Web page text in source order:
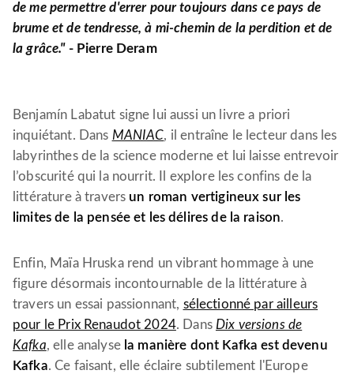
de me permettre d'errer pour toujours dans ce pays de
brume et de tendresse, à mi-chemin de la perdition et de
la grâce."- Pierre Deram
Benjamín Labatut signe lui aussi un livre a priori
inquiétant. Dans MANIAC, il entraîne le lecteur dans les
labyrinthes de la science moderne et lui laisse entrevoir
l’obscurité qui la nourrit. Il explore les confins de la
littérature à travers un roman vertigineux sur les
limites de la pensée et les délires de la raison.
Enfin, Maïa Hruska rend un vibrant hommage à une
figure désormais incontournable de la littérature à
travers un essai passionnant, sélectionné par ailleurs
pour le Prix Renaudot 2024. Dans Dix versions de
Kafka, elle analyse la manière dont Kafka est devenu
Kafka. Ce faisant, elle éclaire subtilement l'Europe